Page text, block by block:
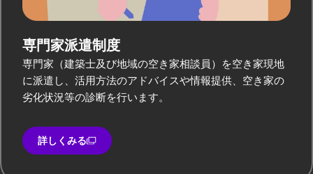
専門家派遣制度
専門家（建築士及び地域の空き家相談員）を空き家現地
に派遣し、活用方法のアドバイスや情報提供、空き家の
劣化状況等の診断を行います。
詳しくみる